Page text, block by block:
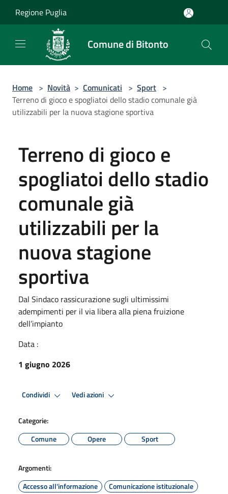
Regione Puglia
Comune di Bitonto
Home > Novità > Comunicati > Sport >
Terreno di gioco e spogliatoi dello stadio comunale già
utilizzabili per la nuova stagione sportiva
Terreno di gioco e
spogliatoi dello stadio
comunale già
utilizzabili per la
nuova stagione
sportiva
Dal Sindaco rassicurazione sugli ultimissimi
adempimenti per il via libera alla piena fruizione
dell’impianto
Data :
1 giugno 2026
Condividi Vedi azioni
Categorie:
Comune
Opere Sport
Argomenti:
Accesso all'informazione
Comunicazione istituzionale